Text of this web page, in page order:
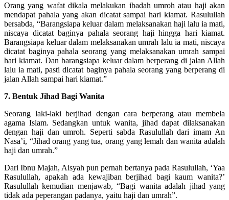
Orang yang wafat dikala melakukan ibadah umroh atau haji akan
mendapat pahala yang akan dicatat sampai hari kiamat. Rasulullah
bersabda, “Barangsiapa keluar dalam melaksanakan haji lalu ia mati,
niscaya dicatat baginya pahala seorang haji hingga hari kiamat.
Barangsiapa keluar dalam melaksanakan umrah lalu ia mati, niscaya
dicatat baginya pahala seorang yang melaksanakan umrah sampai
hari kiamat. Dan barangsiapa keluar dalam berperang di jalan Allah
lalu ia mati, pasti dicatat baginya pahala seorang yang berperang di
jalan Allah sampai hari kiamat.”
7. Bentuk Jihad Bagi Wanita
Seorang laki-laki berjihad dengan cara berperang atau membela
agama Islam. Sedangkan untuk wanita, jihad dapat dilaksanakan
dengan haji dan umroh. Seperti sabda Rasulullah dari imam An
Nasa’i, “Jihad orang yang tua, orang yang lemah dan wanita adalah
haji dan umrah.”
Dari Ibnu Majah, Aisyah pun pernah bertanya pada Rasulullah, ‘Yaa
Rasulullah, apakah ada kewajiban berjihad bagi kaum wanita?’
Rasulullah kemudian menjawab, “Bagi wanita adalah jihad yang
tidak ada peperangan padanya, yaitu haji dan umrah”.